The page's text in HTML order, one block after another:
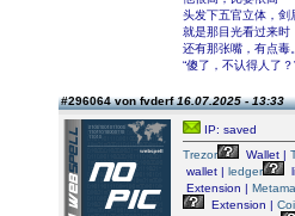
头发下五官立体，剑
就是那目光看过来时
还有那张嘴，有点毒
“傻了，不认得人了
#296064 von fvderf16.07.2025 - 13:33
IP: saved
Trezor
Wallet |
wallet | ledger
Extension |
Extension |